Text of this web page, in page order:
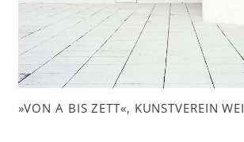
»VON A BIS ZETT«, KUNSTVEREIN